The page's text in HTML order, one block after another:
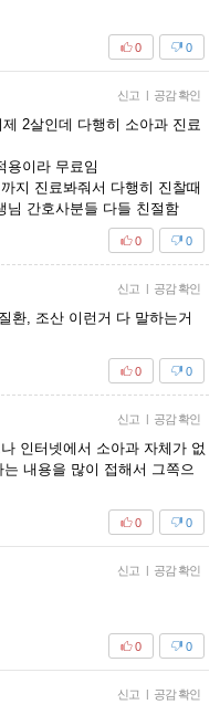
0
0
신고 | 공감 확인
2살인데 다행히 소아과 진료
용이라 무료임
지 진료봐줘서 다행히 진찰때
님 간호사분들 다들 친절함
0
0
신고 | 공감 확인
환, 조산 이런거 다 말하는거
0
0
신고 | 공감 확인
인터넷에서 소아과 자체가 없
내용을 많이 접해서 그쪽으
0
0
신고 | 공감 확인
0
0
신고 | 공감 확인